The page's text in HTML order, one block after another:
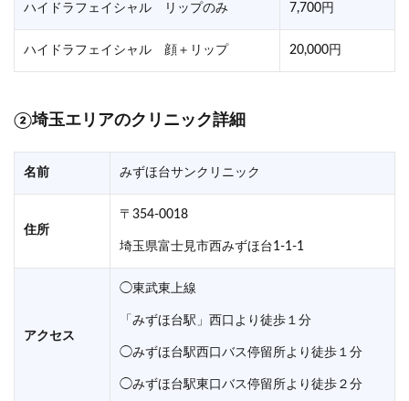
ハイドラフェイシャル リップのみ 7,700円
ハイドラフェイシャル 顔＋リップ 20,000円
②埼玉エリアのクリニック詳細
名前 みずほ台サンクリニック
住所
〒354-0018
埼玉県富士見市西みずほ台1-1-1
アクセス
◯東武東上線
「みずほ台駅」西口より徒歩１分
◯みずほ台駅西口バス停留所より徒歩１分
◯みずほ台駅東口バス停留所より徒歩２分